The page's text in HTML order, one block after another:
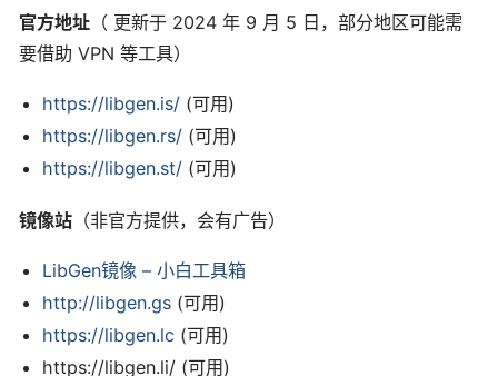
官方地址 （ 更新于 2024 年 9 月 5 日，部分地区可能需
要借助 VPN 等工具）
https://libgen.is/ (可用)
https://libgen.rs/ (可用)
https://libgen.st/ (可用)
镜像站 （非官方提供，会有广告）
LibGen镜像 – 小白工具箱
http://libgen.gs (可用)
https://libgen.lc (可用)
https://libgen.li/ (可用)